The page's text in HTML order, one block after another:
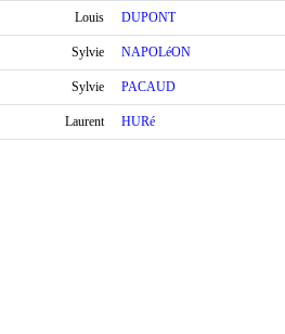
Louis DUPONT
Sylvie NAPOLéON
Sylvie PACAUD
Laurent HURé